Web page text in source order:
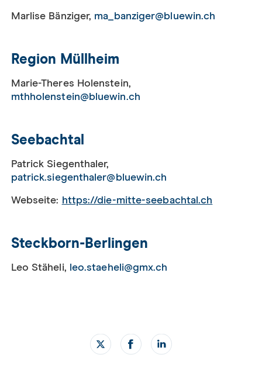
Marlise Bänziger, ma_banziger@bluewin.ch
Region Müllheim
Marie-Theres Holenstein,
mthholenstein@bluewin.ch
Seebachtal
Patrick Siegenthaler,
patrick.siegenthaler@bluewin.ch
Webseite: https://die-mitte-seebachtal.ch
Steckborn-Berlingen
Leo Stäheli, leo.staeheli@gmx.ch